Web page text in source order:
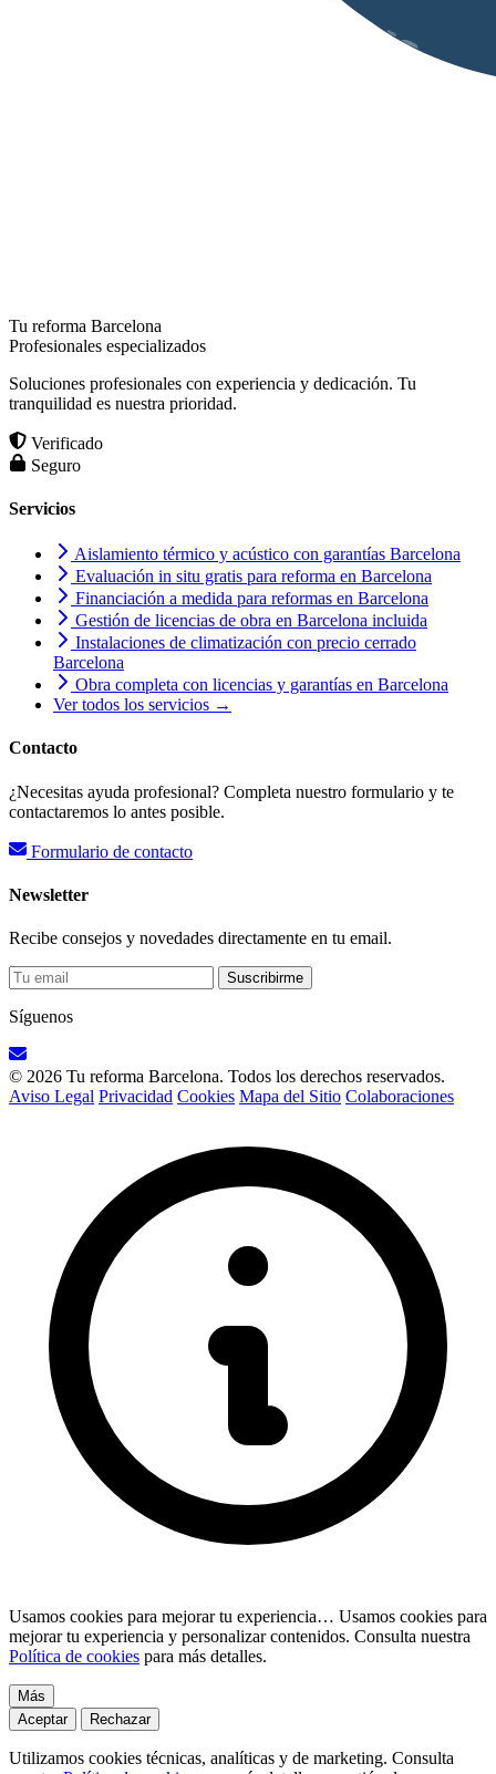
Tu reforma Barcelona
Profesionales especializados
Soluciones profesionales con experiencia y dedicación. Tu
tranquilidad es nuestra prioridad.
Verificado
Seguro
Servicios
Aislamiento térmico y acústico con garantías Barcelona
Evaluación in situ gratis para reforma en Barcelona
Financiación a medida para reformas en Barcelona
Gestión de licencias de obra en Barcelona incluida
Instalaciones de climatización con precio cerrado
Barcelona
Obra completa con licencias y garantías en Barcelona
Ver todos los servicios →
Contacto
¿Necesitas ayuda profesional? Completa nuestro formulario y te
contactaremos lo antes posible.
Formulario de contacto
Newsletter
Recibe consejos y novedades directamente en tu email.
Suscribirme
Síguenos
© 2026 Tu reforma Barcelona. Todos los derechos reservados.
Aviso Legal Privacidad Cookies Mapa del Sitio Colaboraciones
Usamos cookies para mejorar tu experiencia… Usamos cookies para
mejorar tu experiencia y personalizar contenidos. Consulta nuestra
Política de cookies para más detalles.
Más
Aceptar
Rechazar
Utilizamos cookies técnicas, analíticas y de marketing. Consulta